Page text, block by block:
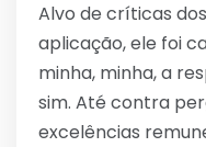
Alvo de críticas
aplicação, ele foi
minha, minha, a
sim. Até contra
excelências